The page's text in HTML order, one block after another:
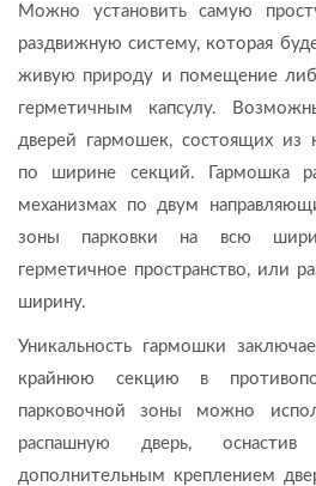
Можно установить самую
раздвижную систему, которая
живую природу и помещение
герметичным капсулу.
дверей гармошек, состоящих из
по ширине секций. Гармошка
механизмах по двум
зоны парковки на всю
герметичное пространство, или
ширину.
Уникальность гармошки
крайнюю секцию в
парковочной зоны можно
распашную дверь, оснастив
дополнительным креплением